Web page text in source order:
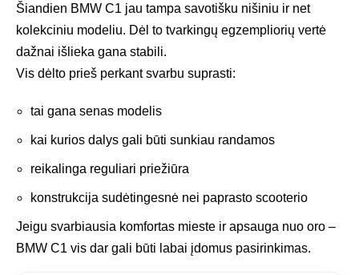
Šiandien BMW C1 jau tampa savotišku nišiniu ir net
kolekciniu modeliu. Dėl to tvarkingų egzempliorių vertė
dažnai išlieka gana stabili.
Vis dėlto prieš perkant svarbu suprasti:
tai gana senas modelis
kai kurios dalys gali būti sunkiau randamos
reikalinga reguliari priežiūra
konstrukcija sudėtingesnė nei paprasto scooterio
Jeigu svarbiausia komfortas mieste ir apsauga nuo oro –
BMW C1 vis dar gali būti labai įdomus pasirinkimas.